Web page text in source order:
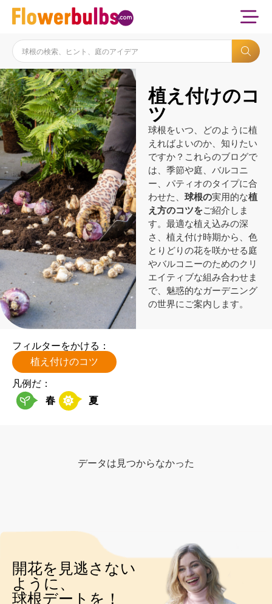
植え付けのコ
ツ
球根をいつ、どのように植
えればよいのか、知りたい
ですか？これらのブログで
は、季節や庭、バルコニ
ー、パティオのタイプに合
わせた、 球根の実用的な植
え方のコツをご紹介しま
す。最適な植え込みの深
さ、植え付け時期から、色
とりどりの花を咲かせる庭
やバルコニーのためのクリ
エイティブな組み合わせま
で、魅惑的なガーデニング
の世界にご案内します。
フィルターをかける：
植え付けのコツ
凡例だ：
春
夏
データは見つからなかった
開花を見逃さない
ように、
球根デートを！